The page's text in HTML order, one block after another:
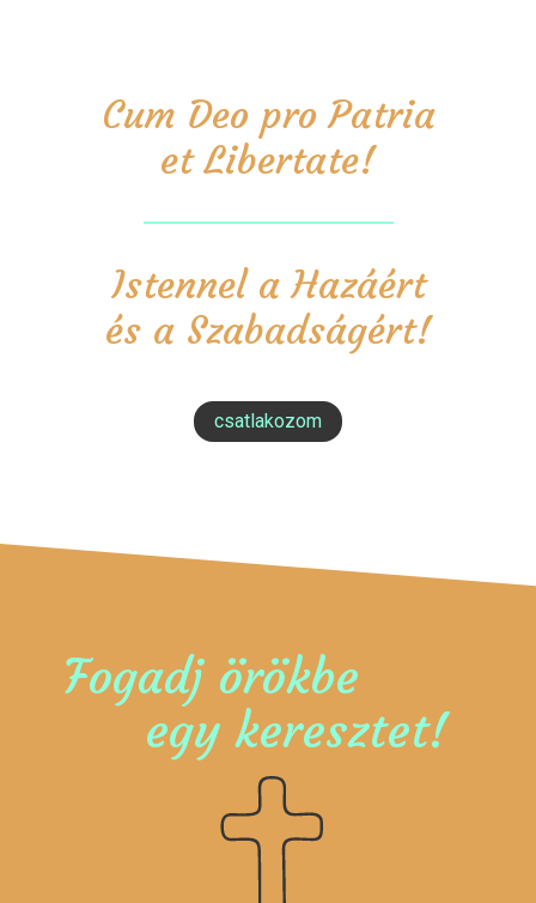
Cum Deo pro Patria
et Libertate!
Istennel a Hazáért
és a Szabadságért!
csatlakozom
Fogadj örökbe
egy keresztet!